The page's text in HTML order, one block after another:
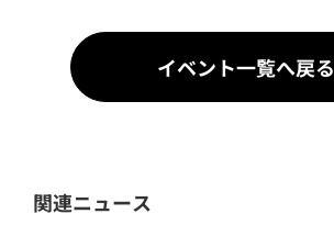
イベント一覧へ戻る
関連ニュース